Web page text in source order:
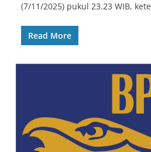
(7/11/2025) pukul 23.23 WIB,
Read More